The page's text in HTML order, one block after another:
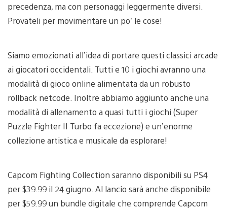
precedenza, ma con personaggi leggermente diversi.
Provateli per movimentare un po’ le cose!
Siamo emozionati all’idea di portare questi classici arcade
ai giocatori occidentali. Tutti e 10 i giochi avranno una
modalità di gioco online alimentata da un robusto
rollback netcode. Inoltre abbiamo aggiunto anche una
modalità di allenamento a quasi tutti i giochi (Super
Puzzle Fighter II Turbo fa eccezione) e un’enorme
collezione artistica e musicale da esplorare!
Capcom Fighting Collection saranno disponibili su PS4
per $39.99 il 24 giugno. Al lancio sarà anche disponibile
per $59.99 un bundle digitale che comprende Capcom